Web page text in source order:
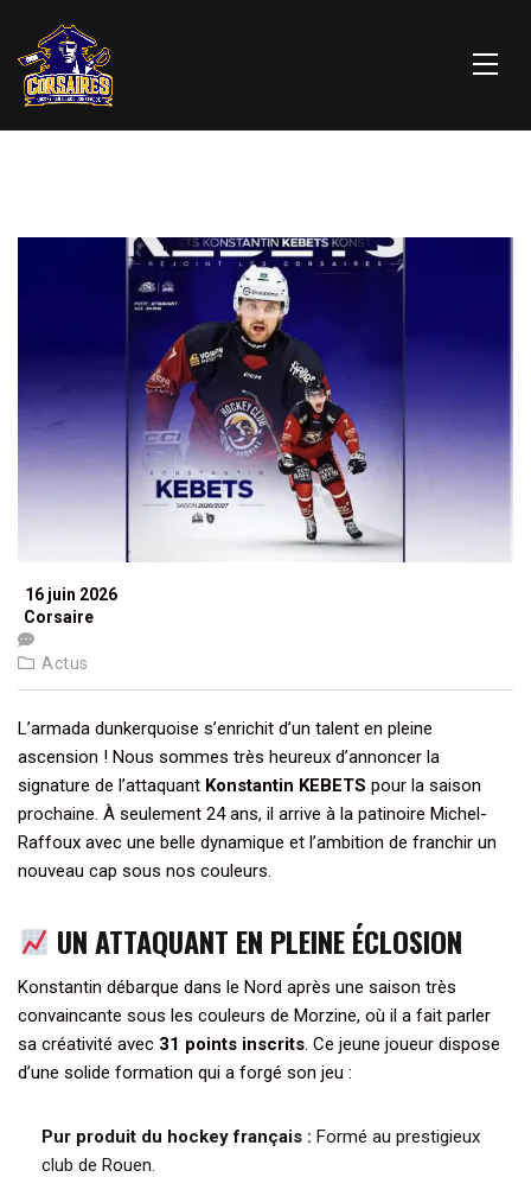
16 juin 2026
Corsaire
Actus
L’armada dunkerquoise s’enrichit d’un talent en pleine
ascension ! Nous sommes très heureux d’annoncer la
signature de l’attaquant Konstantin KEBETS pour la saison
prochaine. À seulement 24 ans, il arrive à la patinoire Michel-
Raffoux avec une belle dynamique et l’ambition de franchir un
nouveau cap sous nos couleurs.
UN ATTAQUANT EN PLEINE ÉCLOSION
Konstantin débarque dans le Nord après une saison très
convaincante sous les couleurs de Morzine, où il a fait parler
sa créativité avec 31 points inscrits. Ce jeune joueur dispose
d’une solide formation qui a forgé son jeu :
Pur produit du hockey français : Formé au prestigieux
club de Rouen.